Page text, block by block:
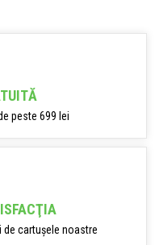
peste 699 lei
de cartușele noastre